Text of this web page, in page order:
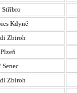
Stříbro
Kdyně
Zbiroh
Senec
Zbiroh